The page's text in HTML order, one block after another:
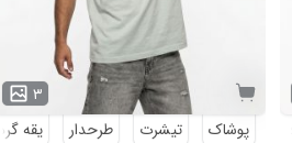
۳
پوشاک
تیشرت طرحدار
یقه گرد